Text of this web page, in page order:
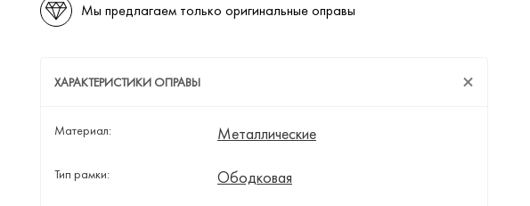
Мы предлагаем только оригинальные оправы
ХАРАКТЕРИСТИКИ ОПРАВЫ
Материал: Металлические
Тип рамки: Ободковая